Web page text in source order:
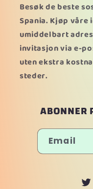
Besøk de beste
Spania. Kjøp
umiddelbart
invitasjon via e-
uten ekstra
steder.
ABONNER
Email